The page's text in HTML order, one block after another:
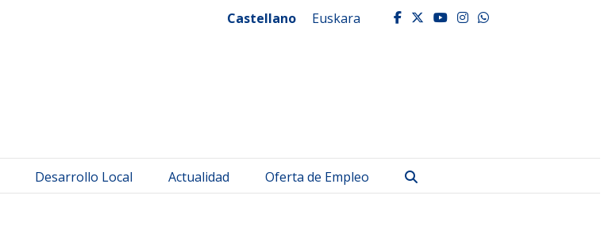
Castellano Euskara facebook
twitter
youtube
instagram
whatsapp
Desarrollo Local Actualidad Oferta de Empleo